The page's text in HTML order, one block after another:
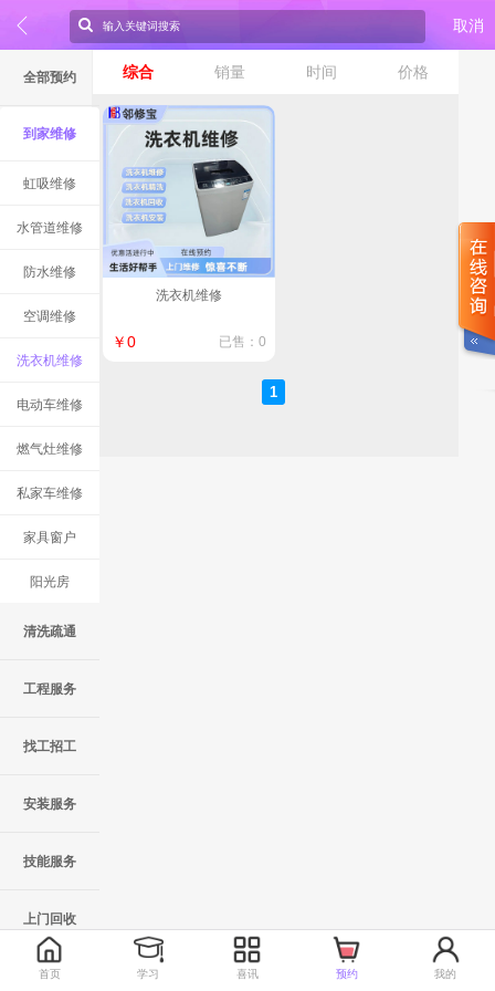
取消
首页 学习 喜讯 预约 我的
全部预约
到家维修
虹吸维修
水管道维修
防水维修
空调维修
洗衣机维修
电动车维修
燃气灶维修
私家车维修
家具窗户
阳光房
清洗疏通
工程服务
找工招工
安装服务
技能服务
上门回收
综合 销量 时间 价格
洗衣机维修
￥0 已售：0
1